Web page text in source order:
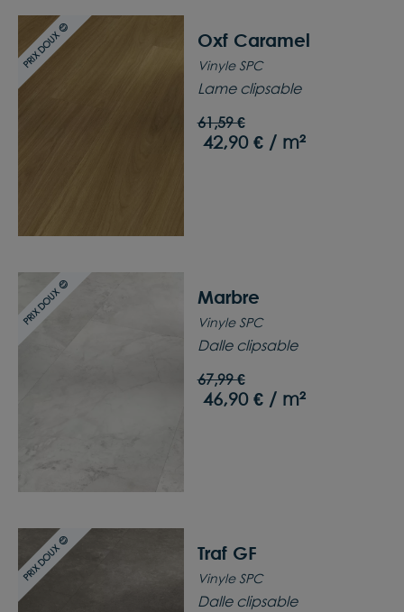
PRIX DOUX 😊 Oxf Caramel
Vinyle SPC
Lame clipsable
61,59 €
42,90 € / m²
PRIX DOUX 😊 Marbre
Vinyle SPC
Dalle clipsable
67,99 €
46,90 € / m²
PRIX DOUX 😊 Traf GF
Vinyle SPC
Dalle clipsable